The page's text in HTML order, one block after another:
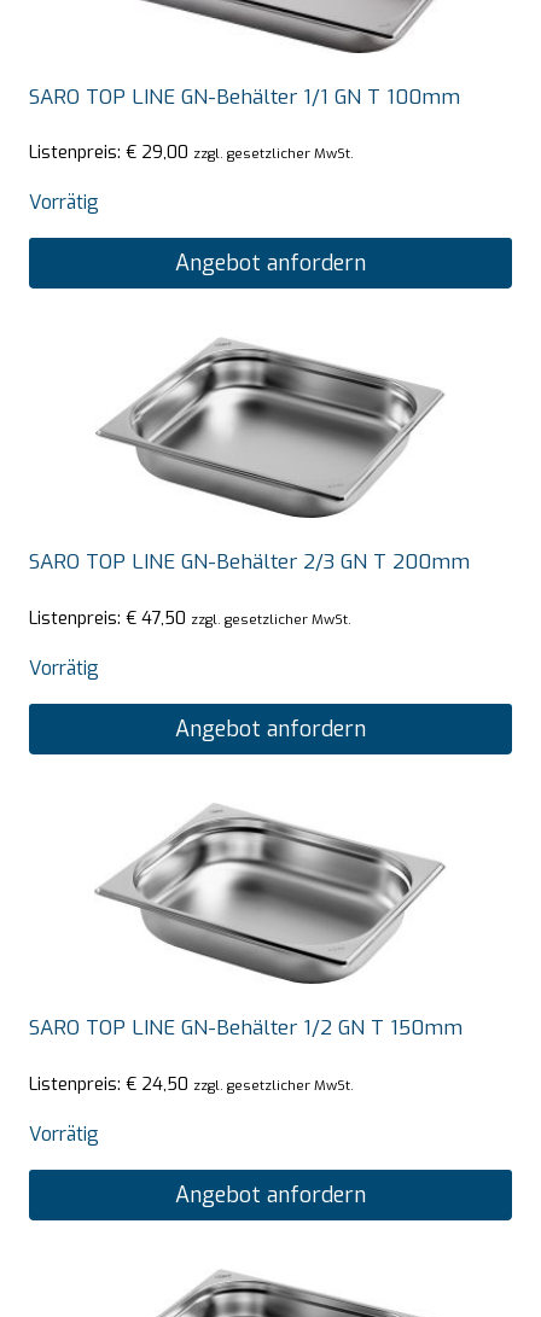
SARO TOP LINE GN-Behälter 1/1 GN T 100mm
Listenpreis: € 29,00 zzgl. gesetzlicher MwSt.
Vorrätig
Angebot anfordern
SARO TOP LINE GN-Behälter 2/3 GN T 200mm
Listenpreis: € 47,50 zzgl. gesetzlicher MwSt.
Vorrätig
Angebot anfordern
SARO TOP LINE GN-Behälter 1/2 GN T 150mm
Listenpreis: € 24,50 zzgl. gesetzlicher MwSt.
Vorrätig
Angebot anfordern